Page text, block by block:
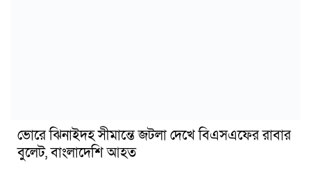
ভোরে ঝিনাইদহ সীমান্তে জটলা দেখে বিএসএফের রাবার
বুলেট, বাংলাদেশি আহত